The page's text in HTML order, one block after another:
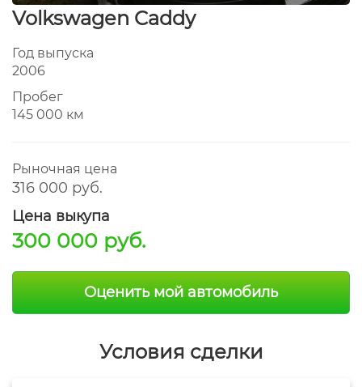
Volkswagen Caddy
Год выпуска
2006
Пробег
145 000 км
Рыночная цена
316 000 руб.
Цена выкупа
300 000 руб.
Оценить мой автомобиль
Условия сделки